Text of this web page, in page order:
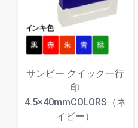
サンビー クイック一行
印
4.5×40mmCOLORS（ネ
イビー）